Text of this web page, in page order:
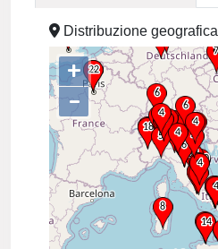
Distribuzione geografica
+
–